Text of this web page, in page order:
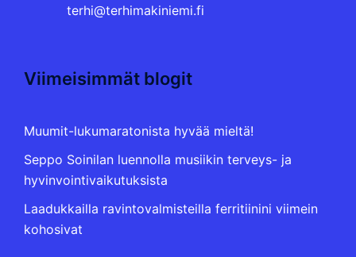
terhi@terhimakiniemi.fi
Viimeisimmät blogit
Muumit-lukumaratonista hyvää mieltä!
Seppo Soinilan luennolla musiikin terveys- ja
hyvinvointivaikutuksista
Laadukkailla ravintovalmisteilla ferritiinini viimein
kohosivat